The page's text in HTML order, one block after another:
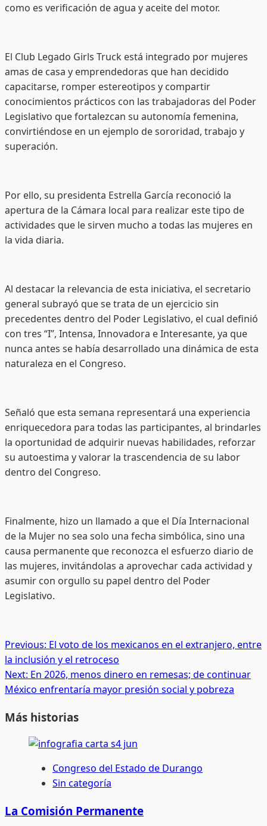
como es verificación de agua y aceite del motor.
El Club Legado Girls Truck está integrado por mujeres
amas de casa y emprendedoras que han decidido
capacitarse, romper estereotipos y compartir
conocimientos prácticos con las trabajadoras del Poder
Legislativo que fortalezcan su autonomía femenina,
convirtiéndose en un ejemplo de sororidad, trabajo y
superación.
Por ello, su presidenta Estrella García reconoció la
apertura de la Cámara local para realizar este tipo de
actividades que le sirven mucho a todas las mujeres en
la vida diaria.
Al destacar la relevancia de esta iniciativa, el secretario
general subrayó que se trata de un ejercicio sin
precedentes dentro del Poder Legislativo, el cual definió
con tres “I”, Intensa, Innovadora e Interesante, ya que
nunca antes se había desarrollado una dinámica de esta
naturaleza en el Congreso.
Señaló que esta semana representará una experiencia
enriquecedora para todas las participantes, al brindarles
la oportunidad de adquirir nuevas habilidades, reforzar
su autoestima y valorar la trascendencia de su labor
dentro del Congreso.
Finalmente, hizo un llamado a que el Día Internacional
de la Mujer no sea solo una fecha simbólica, sino una
causa permanente que reconozca el esfuerzo diario de
las mujeres, invitándolas a aprovechar cada actividad y
asumir con orgullo su papel dentro del Poder
Legislativo.
Post
navigation
Previous: El voto de los mexicanos en el extranjero, entre
la inclusión y el retroceso
Next: En 2026, menos dinero en remesas; de continuar
México enfrentaría mayor presión social y pobreza
Más historias
Congreso del Estado de Durango
Sin categoría
La Comisión Permanente